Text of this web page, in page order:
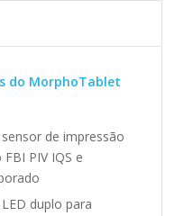
do MorphoTablet
de impressão
PIV IQS e
duplo para